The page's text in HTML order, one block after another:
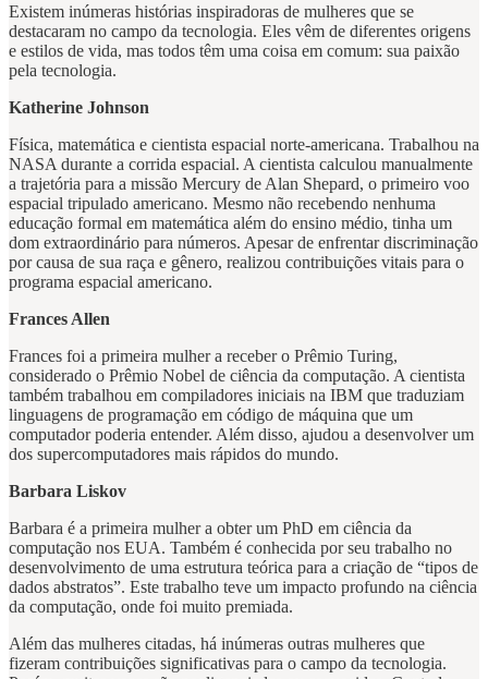
Existem inúmeras histórias inspiradoras de mulheres que se
destacaram no campo da tecnologia. Eles vêm de diferentes origens
e estilos de vida, mas todos têm uma coisa em comum: sua paixão
pela tecnologia.
Katherine Johnson
Física, matemática e cientista espacial norte-americana. Trabalhou na
NASA durante a corrida espacial. A cientista calculou manualmente
a trajetória para a missão Mercury de Alan Shepard, o primeiro voo
espacial tripulado americano. Mesmo não recebendo nenhuma
educação formal em matemática além do ensino médio, tinha um
dom extraordinário para números. Apesar de enfrentar discriminação
por causa de sua raça e gênero, realizou contribuições vitais para o
programa espacial americano.
Frances Allen
Frances foi a primeira mulher a receber o Prêmio Turing,
considerado o Prêmio Nobel de ciência da computação. A cientista
também trabalhou em compiladores iniciais na IBM que traduziam
linguagens de programação em código de máquina que um
computador poderia entender. Além disso, ajudou a desenvolver um
dos supercomputadores mais rápidos do mundo.
Barbara Liskov
Barbara é a primeira mulher a obter um PhD em ciência da
computação nos EUA. Também é conhecida por seu trabalho no
desenvolvimento de uma estrutura teórica para a criação de “tipos de
dados abstratos”. Este trabalho teve um impacto profundo na ciência
da computação, onde foi muito premiada.
Além das mulheres citadas, há inúmeras outras mulheres que
fizeram contribuições significativas para o campo da tecnologia.